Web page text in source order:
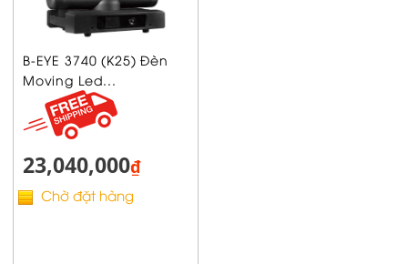
B-EYE 3740 (K25) Đèn
Moving Led...
23,040,000₫
Chờ đặt hàng